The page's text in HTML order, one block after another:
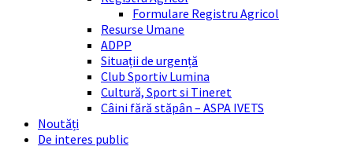
Formulare Registru Agricol
Resurse Umane
ADPP
Situații de urgență
Club Sportiv Lumina
Cultură, Sport si Tineret
Câini fără stăpân – ASPA IVETS
Noutăți
De interes public